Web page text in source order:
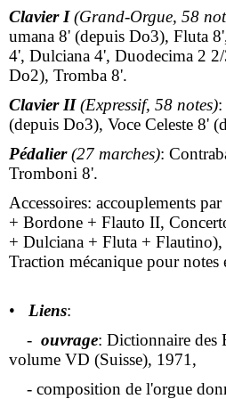
Clavier I (Grand-Orgue, 58
umana 8' (depuis Do3), Fluta
4', Dulciana 4', Duodecima 2
Do2), Tromba 8'.
Clavier II (Expressif, 58 notes)
(depuis Do3), Voce Celeste 8'
Pédalier (27 marches):
Tromboni 8'.
Accessoires: accouplements
+ Bordone + Flauto II,
+ Dulciana + Fluta +
Traction mécanique pour notes
• Liens:
- ouvrage: Dictionnaire des
volume VD (Suisse), 1971,
- composition de l'orgue